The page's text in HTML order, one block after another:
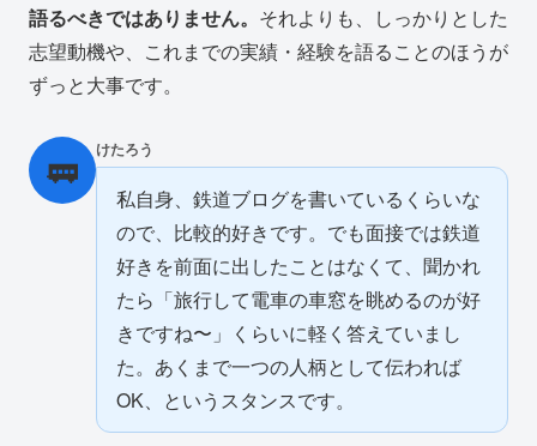
語るべきではありません。 それよりも、しっかりとした
志望動機や、これまでの実績・経験を語ることのほうが
ずっと大事です。
🚃 けたろう
私自身、鉄道ブログを書いているくらいな
ので、比較的好きです。でも面接では鉄道
好きを前面に出したことはなくて、聞かれ
たら「旅行して電車の車窓を眺めるのが好
きですね〜」くらいに軽く答えていまし
た。あくまで一つの人柄として伝われば
OK、というスタンスです。